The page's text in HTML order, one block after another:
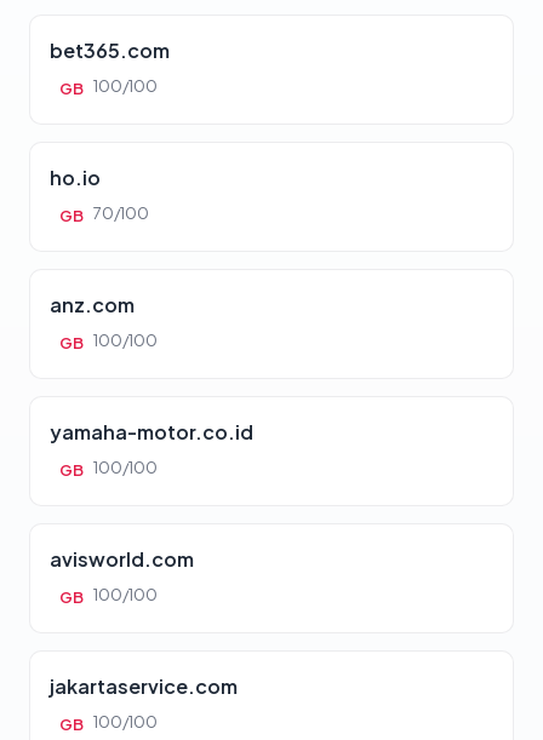
bet365.com
GB 100/100
ho.io
GB 70/100
anz.com
GB 100/100
yamaha-motor.co.id
GB 100/100
avisworld.com
GB 100/100
jakartaservice.com
GB 100/100